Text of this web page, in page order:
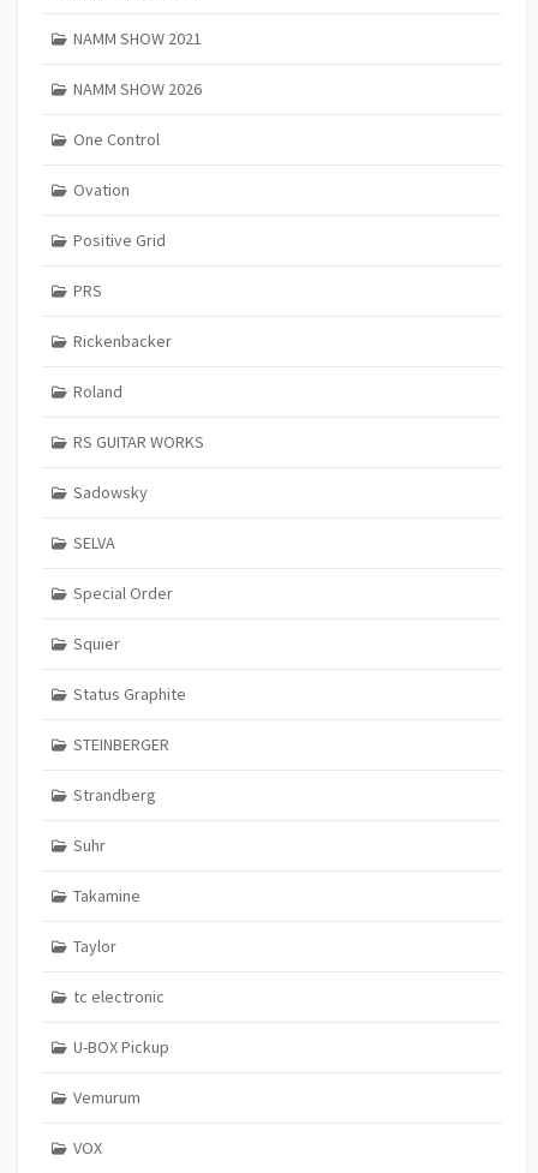
NAMM SHOW 2021
NAMM SHOW 2026
One Control
Ovation
Positive Grid
PRS
Rickenbacker
Roland
RS GUITAR WORKS
Sadowsky
SELVA
Special Order
Squier
Status Graphite
STEINBERGER
Strandberg
Suhr
Takamine
Taylor
tc electronic
U-BOX Pickup
Vemurum
VOX